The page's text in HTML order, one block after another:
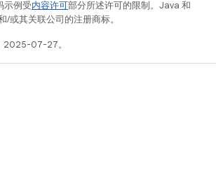
示例受内容许可部分所述许可的限制。Java 和
或其关联公司的注册商标。
2025-07-27。